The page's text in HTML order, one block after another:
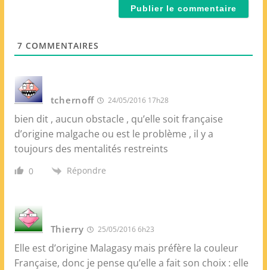
7 COMMENTAIRES
tchernoff 24/05/2016 17h28
bien dit , aucun obstacle , qu’elle soit française
d’origine malgache ou est le problème , il y a
toujours des mentalités restreints
0 Répondre
Thierry 25/05/2016 6h23
Elle est d’origine Malagasy mais préfère la couleur
Française, donc je pense qu’elle a fait son choix : elle